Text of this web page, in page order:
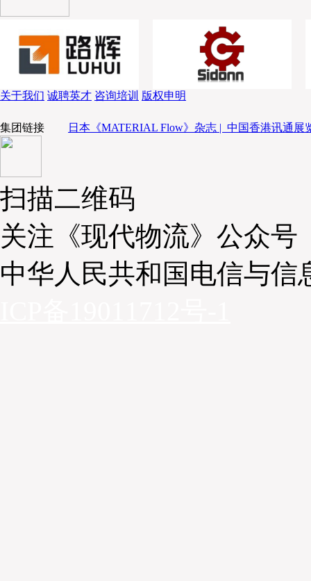
自豪地说道：“我们非常乐意与Peapod数字实验室
试点项目，我们将AutoStore密集存取与拣选系统与
结合。SynQ软件平台已经发展成为一套可专门用于电
非常强大标准功能的平台。基于SynQ平台基础上，
储的高密度优势和货到人的高效优势与Peapod数字化
合，创建了一个灵活的解决方案，是简化电商杂货履约
PeaPod数字化研发实验室总裁兼首席电子
Fleeman）说，在过去的一年里，所有阿霍尔德·德尔
上销售都实现了巨大的增长。他表示，“在考虑到消费
物的未来时，我们知道必须为提货和交付环节建立合
续构建电子商务履单能力，这也包括微履约。因此我
关于我们 诚聘英才 咨询培训 版权申明
集团链接 日本《MATERIAL Flow》杂志 | 中国香港讯通展
扫描二维码
关注《现代物流》公众号
中华人民共和国电信与